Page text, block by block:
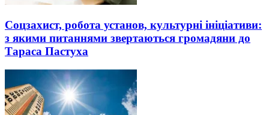
Соцзахист, робота установ, культурні ініціативи:
з якими питаннями звертаються громадяни до
Тараса Пастуха